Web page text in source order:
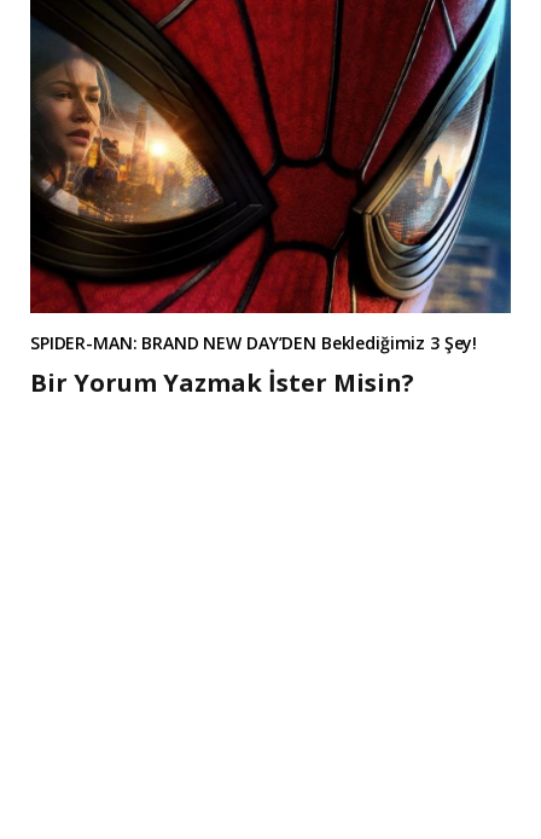
SPIDER-MAN: BRAND NEW DAY’DEN Beklediğimiz 3 Şey!
Bir Yorum Yazmak İster Misin?